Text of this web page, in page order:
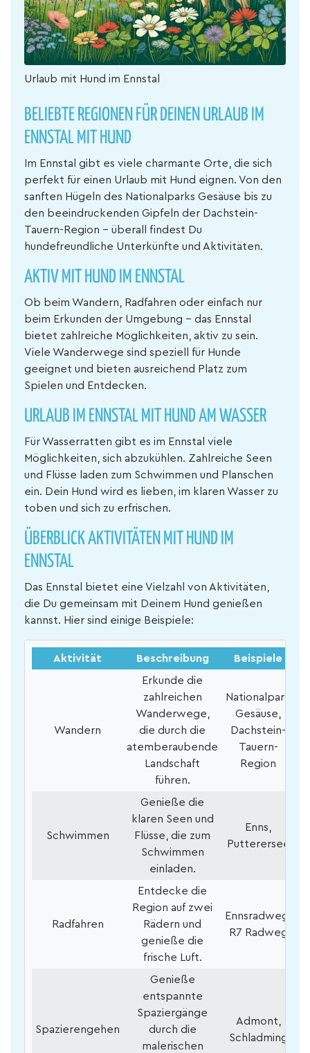
Urlaub mit Hund im Ennstal
BELIEBTE REGIONEN FÜR DEINEN URLAUB IM
ENNSTAL MIT HUND
Im Ennstal gibt es viele charmante Orte, die sich
perfekt für einen Urlaub mit Hund eignen. Von den
sanften Hügeln des Nationalparks Gesäuse bis zu
den beeindruckenden Gipfeln der Dachstein-
Tauern-Region – überall findest Du
hundefreundliche Unterkünfte und Aktivitäten.
AKTIV MIT HUND IM ENNSTAL
Ob beim Wandern, Radfahren oder einfach nur
beim Erkunden der Umgebung – das Ennstal
bietet zahlreiche Möglichkeiten, aktiv zu sein.
Viele Wanderwege sind speziell für Hunde
geeignet und bieten ausreichend Platz zum
Spielen und Entdecken.
URLAUB IM ENNSTAL MIT HUND AM WASSER
Für Wasserratten gibt es im Ennstal viele
Möglichkeiten, sich abzukühlen. Zahlreiche Seen
und Flüsse laden zum Schwimmen und Planschen
ein. Dein Hund wird es lieben, im klaren Wasser zu
toben und sich zu erfrischen.
ÜBERBLICK AKTIVITÄTEN MIT HUND IM
ENNSTAL
Das Ennstal bietet eine Vielzahl von Aktivitäten,
die Du gemeinsam mit Deinem Hund genießen
kannst. Hier sind einige Beispiele:
Aktivität Beschreibung Beispiele
Wandern
Erkunde die
zahlreichen
Wanderwege,
die durch die
atemberaubende
Landschaft
führen.
Nationalpark
Gesäuse,
Dachstein-
Tauern-
Region
Schwimmen
Genieße die
klaren Seen und
Flüsse, die zum
Schwimmen
einladen.
Enns,
Putterersee
Radfahren
Entdecke die
Region auf zwei
Rädern und
genieße die
frische Luft.
Ennsradweg,
R7 Radweg
Spazierengehen
Genieße
entspannte
Spaziergänge
durch die
malerischen
Admont,
Schladming